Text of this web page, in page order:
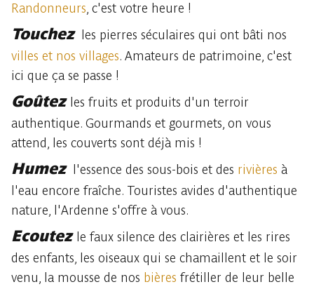
Randonneurs, c'est votre heure !
Touchezles pierres séculaires qui ont bâti nos
villes et nos villages. Amateurs de patrimoine, c'est
ici que ça se passe !
Goûtez les fruits et produits d'un terroir
authentique. Gourmands et gourmets, on vous
attend, les couverts sont déjà mis !
Humezl'essence des sous-bois et des rivières à
l'eau encore fraîche. Touristes avides d'authentique
nature, l'Ardenne s'offre à vous.
Ecoutez le faux silence des clairières et les rires
des enfants, les oiseaux qui se chamaillent et le soir
venu, la mousse de nos bières frétiller de leur belle